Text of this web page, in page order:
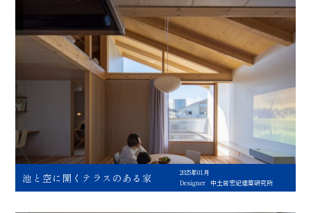
池と空に開くテラスのある家
2025年01月
Designer
中土居宏紀建築研究所